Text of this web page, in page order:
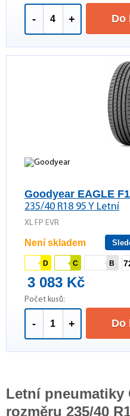
- + Do
Goodyear EAGLE
235/40 R18 95 Y Letní
XL FP EVR
Není skladem
D C B
3 083 Kč
Počet kusů:
- + Do
Letní pneumatiky
rozměru 235/40